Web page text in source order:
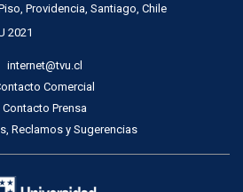
Providencia, Santiago, Chile
2021
internet@tvu.cl
Comercial
Contacto Prensa
Reclamos y Sugerencias